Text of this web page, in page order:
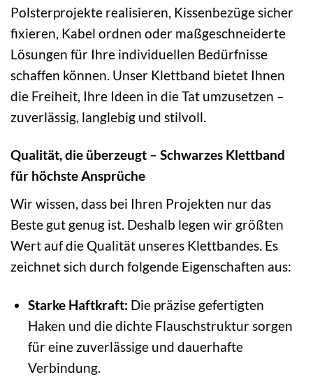
Polsterprojekte realisieren, Kissenbezüge sicher
fixieren, Kabel ordnen oder maßgeschneiderte
Lösungen für Ihre individuellen Bedürfnisse
schaffen können. Unser Klettband bietet Ihnen
die Freiheit, Ihre Ideen in die Tat umzusetzen –
zuverlässig, langlebig und stilvoll.
Qualität, die überzeugt – Schwarzes Klettband
für höchste Ansprüche
Wir wissen, dass bei Ihren Projekten nur das
Beste gut genug ist. Deshalb legen wir größten
Wert auf die Qualität unseres Klettbandes. Es
zeichnet sich durch folgende Eigenschaften aus:
Starke Haftkraft: Die präzise gefertigten
Haken und die dichte Flauschstruktur sorgen
für eine zuverlässige und dauerhafte
Verbindung.